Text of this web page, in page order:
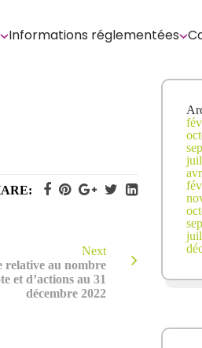
Informations réglementées
Next
relative au nombre
et d’actions au 31
décembre 2022